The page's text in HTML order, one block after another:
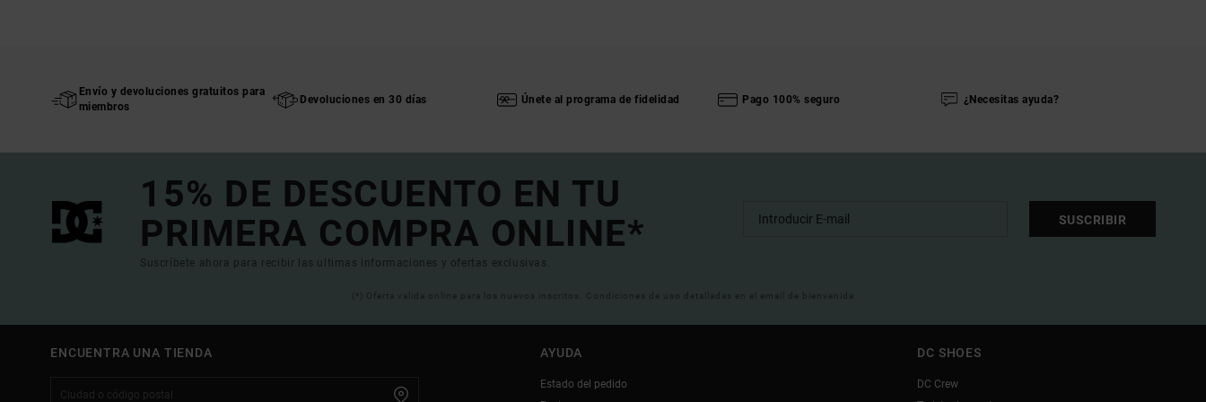
Envío y devoluciones gratuitos para
miembros
Devoluciones en 30 días Únete al programa de fidelidad Pago 100% seguro ¿Necesitas ayuda?
15% DE DESCUENTO EN TU
PRIMERA COMPRA ONLINE*
Suscríbete ahora para recibir las ultimas informaciones y ofertas exclusivas.
SUSCRIBIR
(*) Oferta valida online para los nuevos inscritos. Condiciones de uso detalladas en el email de bienvenida
ENCUENTRA UNA TIENDA AYUDA
Estado del pedido
DC SHOES
DC Crew